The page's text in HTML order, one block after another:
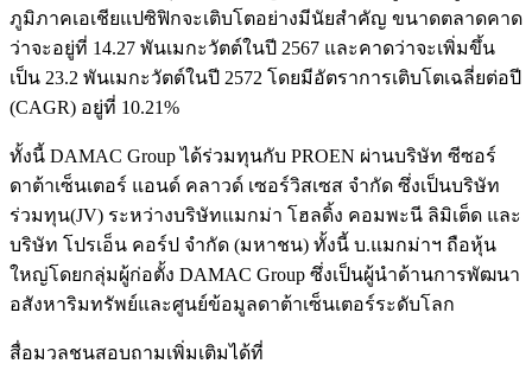
ภูมิภาคเอเชียแปซิฟิกจะเติบโตอย่างมีนัยสำคัญ ขนาดตลาดคาด
ว่าจะอยู่ที่ 14.27 พันเมกะวัตต์ในปี 2567 และคาดว่าจะเพิ่มขึ้น
เป็น 23.2 พันเมกะวัตต์ในปี 2572 โดยมีอัตราการเติบโตเฉลี่ยต่อปี
(CAGR) อยู่ที่ 10.21%
ทั้งนี้ DAMAC Group ได้ร่วมทุนกับ PROEN ผ่านบริษัท ซีซอร์
ดาต้าเซ็นเตอร์ แอนด์ คลาวด์ เซอร์วิสเซส จำกัด ซึ่งเป็นบริษัท
ร่วมทุน(JV) ระหว่างบริษัทแมกม่า โฮลดิ้ง คอมพะนี ลิมิเต็ด และ
บริษัท โปรเอ็น คอร์ป จำกัด (มหาชน) ทั้งนี้ บ.แมกม่าฯ ถือหุ้น
ใหญ่โดยกลุ่มผู้ก่อตั้ง DAMAC Group ซึ่งเป็นผู้นำด้านการพัฒนา
อสังหาริมทรัพย์และศูนย์ข้อมูลดาต้าเซ็นเตอร์ระดับโลก
สื่อมวลชนสอบถามเพิ่มเติมได้ที่